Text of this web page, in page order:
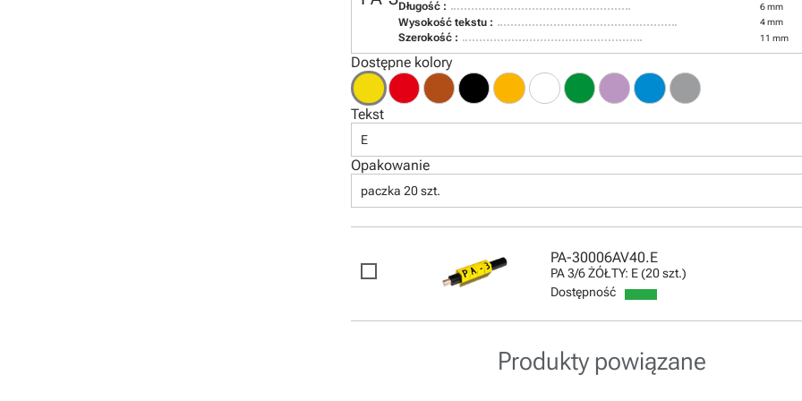
Długość : 6 mm
Wysokość tekstu : 4 mm
Szerokość : 11 mm
Dostępne kolory
Tekst
E
Opakowanie
paczka 20 szt.
PA-30006AV40.E
PA 3/6 ŻÓŁTY: E (20 szt.)
Dostępność
Produkty powiązane